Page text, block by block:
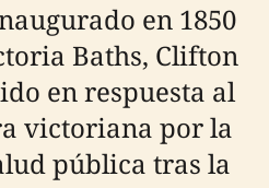
en 1850
Baths, Clifton
en respuesta al
victoriana por la
pública tras la